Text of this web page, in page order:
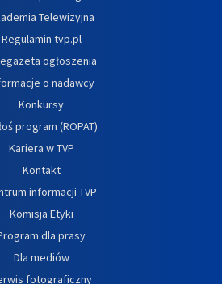
Telewizyjna
Regulamin tvp.pl
ogłoszenia
o nadawcy
Konkursy
program (ROPAT)
Kariera w TVP
Kontakt
informacji TVP
Komisja Etyki
dla prasy
Dla mediów
fotograficzny